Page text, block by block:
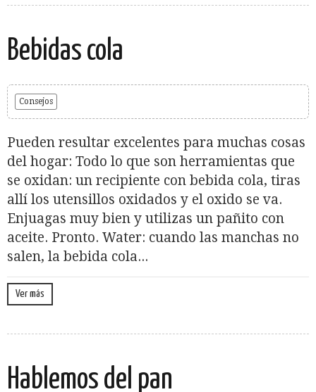
Bebidas cola
Consejos
Pueden resultar excelentes para muchas cosas
del hogar: Todo lo que son herramientas que
se oxidan: un recipiente con bebida cola, tiras
allí los utensillos oxidados y el oxido se va.
Enjuagas muy bien y utilizas un pañito con
aceite. Pronto. Water: cuando las manchas no
salen, la bebida cola...
Ver más
Hablemos del pan